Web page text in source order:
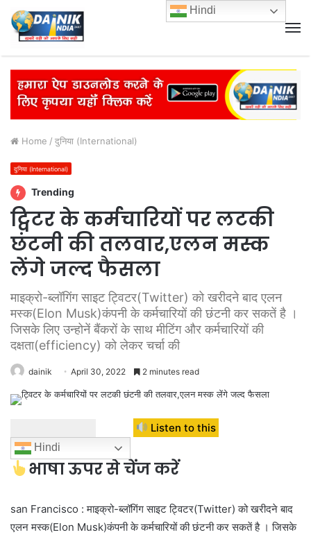
Home / दुनिया (International)
दुनिया (International)
Trending
ट्विटर के कर्मचारियों पर लटकी
छंटनी की तलवार,एलन मस्क
लेंगे जल्द फैसला
माइक्रो-ब्लॉगिंग साइट ट्विटर(Twitter) को खरीदने बाद एलन
मस्क(Elon Musk)कंपनी के कर्मचारियों की छंटनी कर सकतें है ।
जिसके लिए उन्होनें बैंकरों के साथ मीटिंग और कर्मचारियों की
दक्षता(efficiency) को लेकर चर्चा की
dainik April 30, 2022 2 minutes read
Listen to this
Hindi
भाषा ऊपर से चेंज करें
san Francisco : माइक्रो-ब्लॉगिंग साइट ट्विटर(Twitter) को खरीदने बाद
एलन मस्क(Elon Musk)कंपनी के कर्मचारियों की छंटनी कर सकतें है । जिसके
Hindi